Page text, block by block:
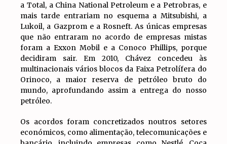
a Total, a China National Petroleum e a Petrobras, e
mais tarde entrariam no esquema a Mitsubishi, a
Lukoil, a Gazprom e a Rosneft. As únicas empresas
que não entraram no acordo de empresas mistas
foram a Exxon Mobil e a Conoco Phillips, porque
decidiram sair. Em 2010, Chávez concedeu às
multinacionais vários blocos da Faixa Petrolífera do
Orinoco, a maior reserva de petróleo bruto do
mundo, aprofundando assim a entrega do nosso
petróleo.
Os acordos foram concretizados noutros setores
económicos, como alimentação, telecomunicações e